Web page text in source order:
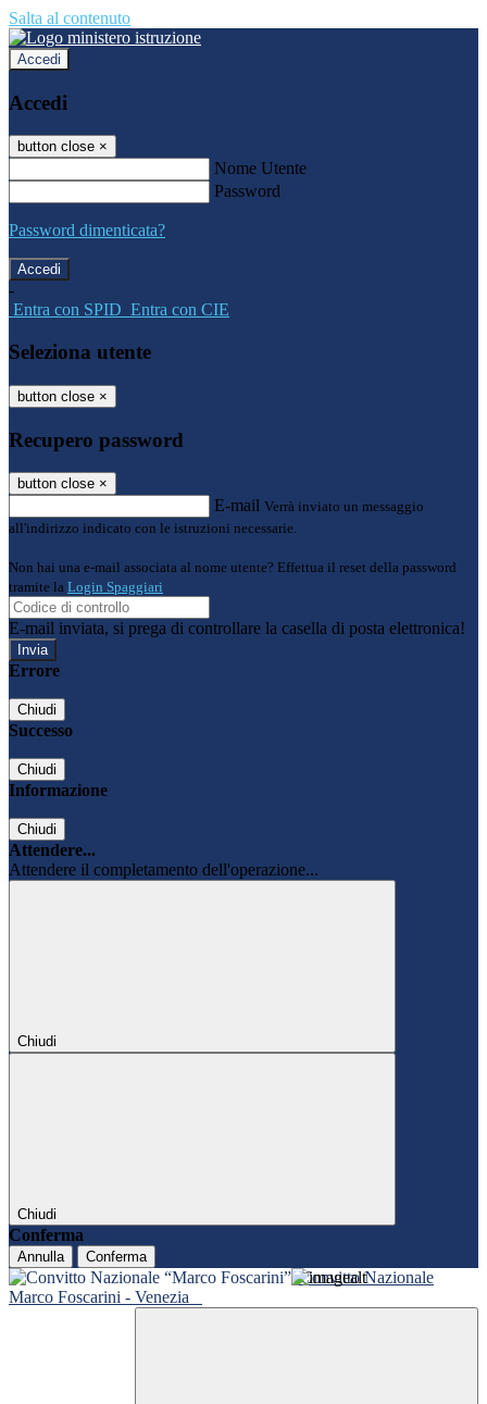
Salta al contenuto
Accedi
Accedi
button close ×
Nome Utente
Password
Password dimenticata?
-
Entra con SPID Entra con CIE
Seleziona utente
button close ×
Recupero password
button close ×
E-mail Verrà inviato un messaggio
all'indirizzo indicato con le istruzioni necessarie.
Non hai una e-mail associata al nome utente? Effettua il reset della password
tramite la Login Spaggiari
E-mail inviata, si prega di controllare la casella di posta elettronica!
Errore
Chiudi
Successo
Chiudi
Informazione
Chiudi
Attendere...
Attendere il completamento dell'operazione...
Chiudi
Chiudi
Conferma
Annulla Conferma
Convitto Nazionale
Marco Foscarini - Venezia